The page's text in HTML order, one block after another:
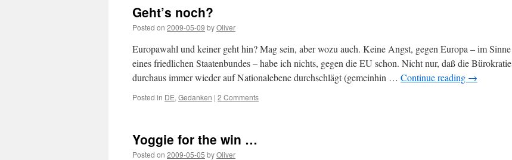
Geht’s noch?
Posted on 2009-05-09 byOliver
Europawahl und keiner geht hin? Mag sein, aber wozu auch. Keine Angst, gegen Europa – im Sinne
eines friedlichen Staatenbundes – habe ich nichts, gegen die EU schon. Nicht nur, daß die Bürokratie
durchaus immer wieder auf Nationalebene durchschlägt (gemeinhin … Continue reading →
Posted in DE, Gedanken | 2 Comments
Yoggie for the win …
Posted on 2009-05-05 byOliver